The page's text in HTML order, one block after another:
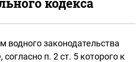
водного законодательства
п. 2 ст. 5 которого к